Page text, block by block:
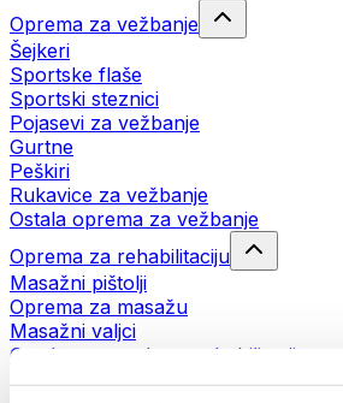
Oprema za vežbanje
Šejkeri
Sportske flaše
Sportski steznici
Pojasevi za vežbanje
Gurtne
Peškiri
Rukavice za vežbanje
Ostala oprema za vežbanje
Oprema za rehabilitaciju
Masažni pištolji
Oprema za masažu
Masažni valjci
Ostala pomagala za rehabilitaciju
Torbe i rančevi